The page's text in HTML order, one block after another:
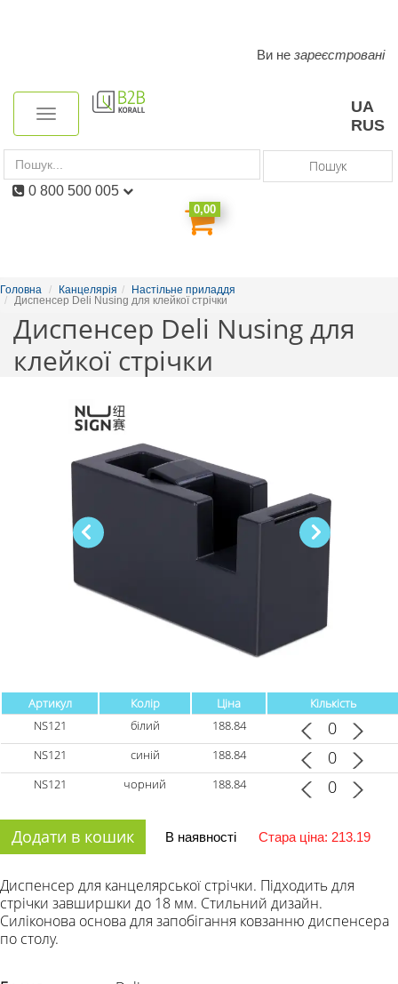
navigation
Toggle
UA
RUS
Пошук
0,00
Ви не зареєстровані
0 800 500 005
Головна Канцелярія
Настільне приладдя
Диспенсер Deli Nusing для клейкої стрічки
Диспенсер Deli Nusing для
клейкої стрічки
Артикул Колір Ціна
Кількість
NS121
білий
188.84
NS121
синій
188.84
NS121
чорний 188.84
Додати в кошик В наявності Стара ціна: 213.19
Диспенсер для канцелярської стрічки. Підходить для
стрічки завширшки до 18 мм. Стильний дизайн.
Силіконова основа для запобігання ковзанню диспенсера
по столу.